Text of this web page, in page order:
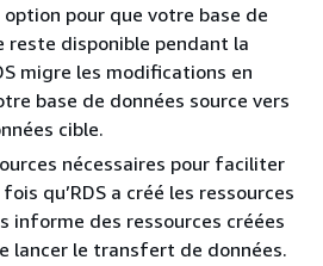
pour que votre base de
reste disponible pendant la
migre les modifications en
base de données source vers
cible.
nécessaires pour faciliter
qu’RDS a créé les ressources
informe des ressources créées
lancer le transfert de données.